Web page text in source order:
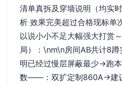
清单真拆及穿墙说明（均实
析 效果完美超过合格现标单
以说小小不足大幅强大打赏
局）：\nm\n房间AB共计8
明已经过慢层屏蔽最少→跑
数——：双扩定制860A→建